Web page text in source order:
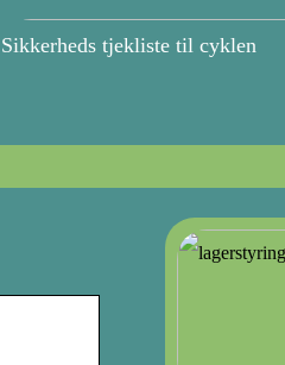
Sikkerheds tjekliste til cyklen